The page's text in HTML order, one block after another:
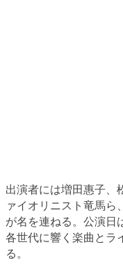
出演者には増田惠子、
ァイオリニスト竜馬ら
が名を連ねる。公演日
各世代に響く楽曲とラ
る。